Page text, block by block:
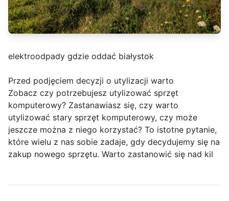
elektroodpady gdzie oddać białystok
Przed podjęciem decyzji o utylizacji warto
Zobacz czy potrzebujesz utylizować sprzęt
komputerowy? Zastanawiasz się, czy warto
utylizować stary sprzęt komputerowy, czy może
jeszcze można z niego korzystać? To istotne pytanie,
które wielu z nas sobie zadaje, gdy decydujemy się na
zakup nowego sprzętu. Warto zastanowić się nad kil